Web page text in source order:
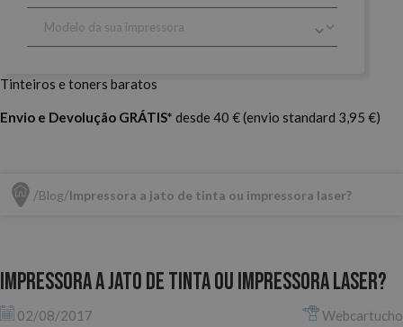
Tinteiros e toners baratos
Envio e Devolução GRÁTIS* desde 40 € (envio standard 3,95 €)
Blog Impressora a jato de tinta ou impressora laser?
Impressora a jato de tinta ou impressora laser?
02/08/2017 Webcartucho